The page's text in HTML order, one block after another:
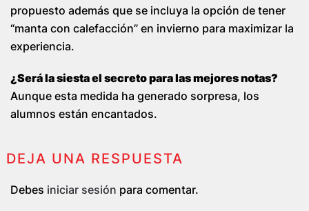
propuesto además que se incluya la opción de tener
“manta con calefacción” en invierno para maximizar la
experiencia.
¿Será la siesta el secreto para las mejores notas?
Aunque esta medida ha generado sorpresa, los
alumnos están encantados.
DEJA UNA RESPUESTA
Debes iniciar sesión para comentar.